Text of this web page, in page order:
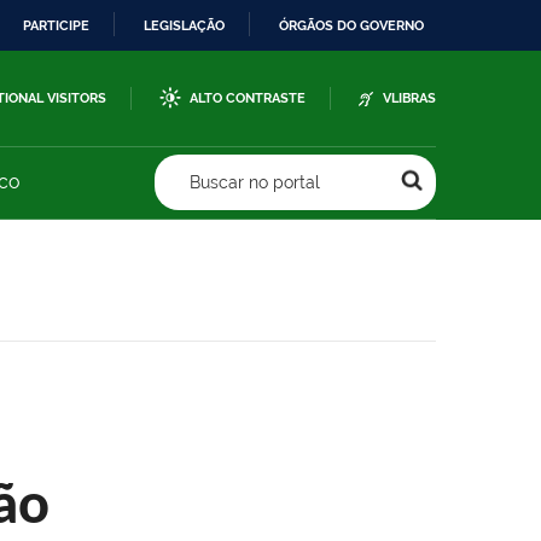
PARTICIPE LEGISLAÇÃO ÓRGÃOS DO GOVERNO
VISITORS ALTO CONTRASTE VLIBRAS
Buscar no portal